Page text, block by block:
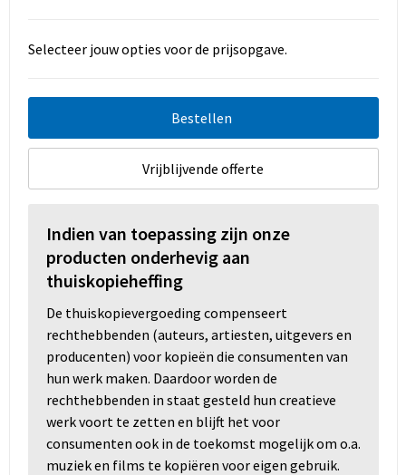
Selecteer jouw opties voor de prijsopgave.
Bestellen
Vrijblijvende offerte
Indien van toepassing zijn onze
producten onderhevig aan
thuiskopieheffing
De thuiskopievergoeding compenseert
rechthebbenden (auteurs, artiesten, uitgevers en
producenten) voor kopieën die consumenten van
hun werk maken. Daardoor worden de
rechthebbenden in staat gesteld hun creatieve
werk voort te zetten en blijft het voor
consumenten ook in de toekomst mogelijk om o.a.
muziek en films te kopiëren voor eigen gebruik.